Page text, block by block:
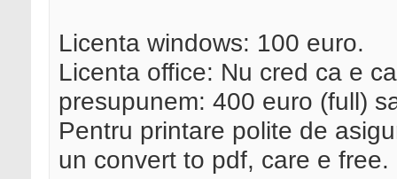
Licenta windows: 100 euro.
Licenta office: Nu cred ca e
presupunem: 400 euro (full)
Pentru printare polite de
un convert to pdf, care e free.